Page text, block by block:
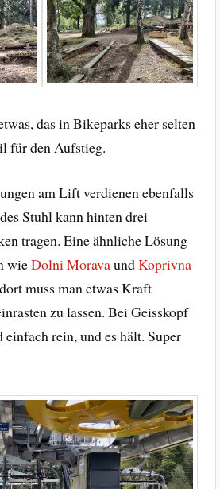
das in Bikeparks eher selten
für den Aufstieg.
am Lift verdienen ebenfalls
Stuhl kann hinten drei
tragen. Eine ähnliche Lösung
wieDolni MoravaundKoprivna
muss man etwas Kraft
zu lassen. Bei Geisskopf
einfach rein, und es hält. Super